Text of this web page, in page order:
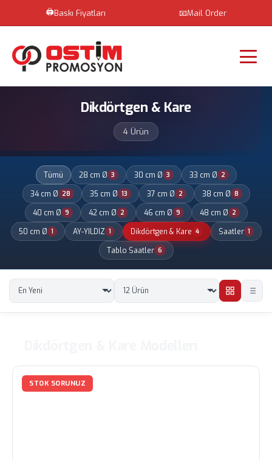
🖨️Baskı Fiyatları 📧Mail Order
Dikdörtgen & Kare
4 Ürün
Tümü 28 cm Ø 3 30 cm Ø 3 33 cm Ø 2
34 cm Ø 28 35 cm Ø 13 37 cm Ø 2 38 cm Ø 8
40 cm Ø 9 42 cm Ø 2 46 cm Ø 9 48 cm Ø 2
50 cm Ø 1 AY-YILDIZ 1 Dikdörtgen & Kare 4 Saatler 1
Tablo Saatler 6
STOK SORUNUZ